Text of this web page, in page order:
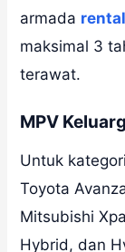
armada
maksimal 3
terawat.
MPV
Untuk
Toyota
Mitsubishi
Hybrid, dan